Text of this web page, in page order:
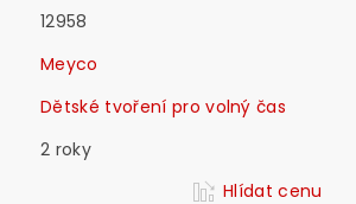
12958
Meyco
Dětské tvoření pro volný čas
2 roky
Hlídat cenu